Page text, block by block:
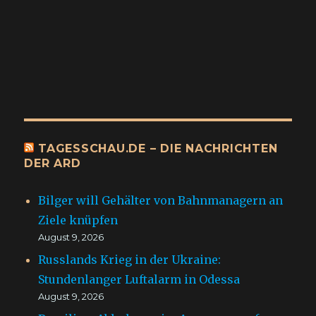
TAGESSCHAU.DE – DIE NACHRICHTEN
DER ARD
Bilger will Gehälter von Bahnmanagern an
Ziele knüpfen
August 9, 2026
Russlands Krieg in der Ukraine:
Stundenlanger Luftalarm in Odessa
August 9, 2026